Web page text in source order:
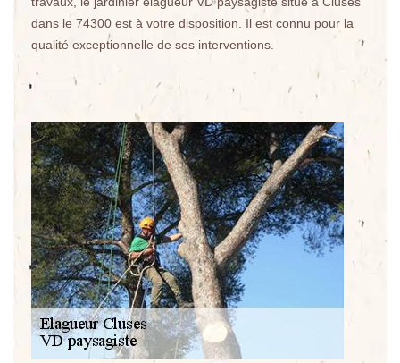
dans le 74300 est à votre disposition. Il est connu pour la
qualité exceptionnelle de ses interventions.